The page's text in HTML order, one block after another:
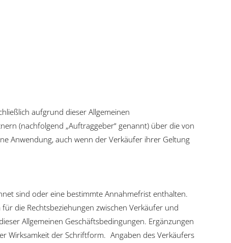
aufgrund dieser Allgemeinen
(nachfolgend „Auftraggeber“ genannt) über die von
Anwendung, auch wenn der Verkäufer ihrer Geltung
sind oder eine bestimmte Annahmefrist enthalten.
die Rechtsbeziehungen zwischen Verkäufer und
Allgemeinen Geschäftsbedingungen. Ergänzungen
Wirksamkeit der Schriftform. Angaben des Verkäufers